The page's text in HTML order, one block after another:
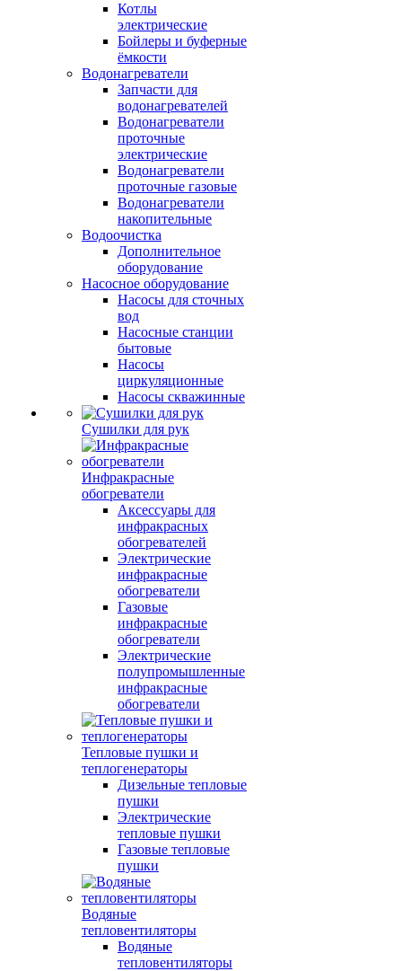
Котлы
электрические
Бойлеры и буферные
ёмкости
Водонагреватели
Запчасти для
водонагревателей
Водонагреватели
проточные
электрические
Водонагреватели
проточные газовые
Водонагреватели
накопительные
Водоочистка
Дополнительное
оборудование
Насосное оборудование
Насосы для сточных
вод
Насосные станции
бытовые
Насосы
циркуляционные
Насосы скважинные
Сушилки для рук
Инфракрасные
обогреватели
Аксессуары для
инфракрасных
обогревателей
Электрические
инфракрасные
обогреватели
Газовые
инфракрасные
обогреватели
Электрические
полупромышленные
инфракрасные
обогреватели
Тепловые пушки и
теплогенераторы
Дизельные тепловые
пушки
Электрические
тепловые пушки
Газовые тепловые
пушки
Водяные
тепловентиляторы
Водяные
тепловентиляторы